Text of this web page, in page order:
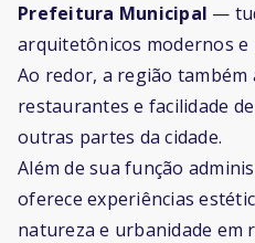
Prefeitura Municipal —
arquitetônicos modernos e
Ao redor, a região
restaurantes e facilidade
outras partes da cidade.
Além de sua função
oferece experiências
natureza e urbanidade em